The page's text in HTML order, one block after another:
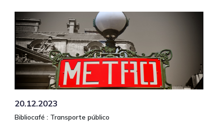
20.12.2023
Bibliocafé : Transporte público